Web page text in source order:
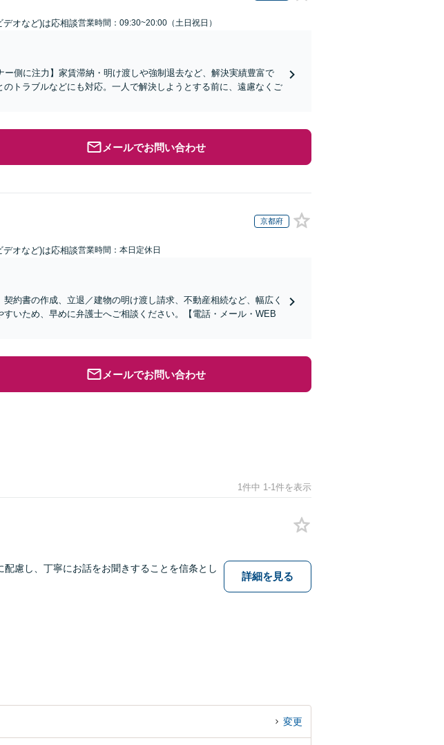
オなど)は応相談営業時間：09:30~20:00（土日祝日）
ー側に注力】家賃滞納・明け渡しや強制退去など、解決実績豊富で
トラブルなどにも対応。一人で解決しようとする前に、遠慮なくご
メールでお問い合わせ
京都府
オなど)は応相談営業時間：本日定休日
約書の作成、立退／建物の明け渡し請求、不動産相続など、幅広く
いため、早めに弁護士へご相談ください。【電話・メール・WEB
メールでお問い合わせ
1件中 1-1件を表示
慮し、丁寧にお話をお聞きすることを信条とし
詳細を見る
変更